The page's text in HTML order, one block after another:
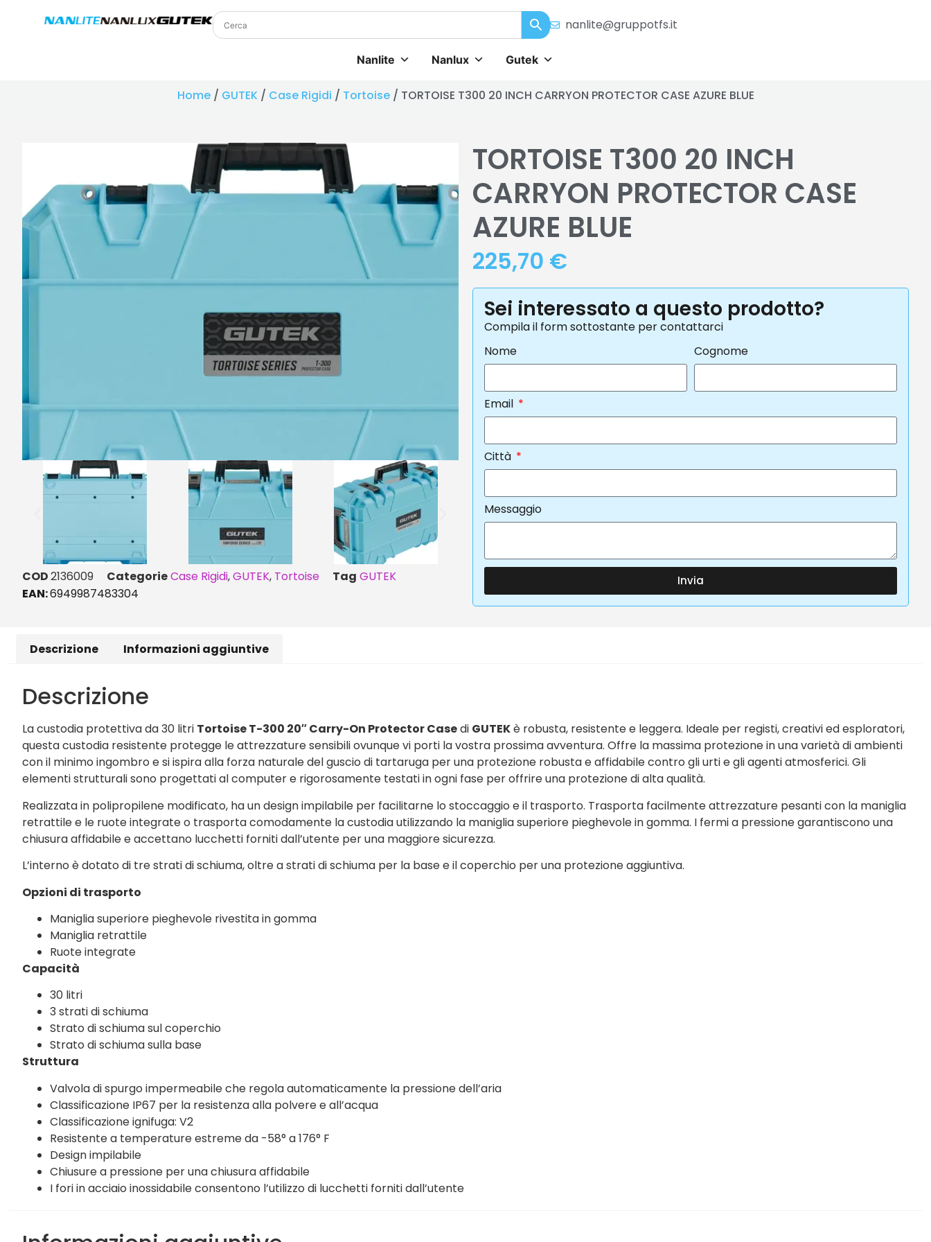
nanlite@gruppotfs.it
Nanlite Nanlux Gutek
Home/ GUTEK/ Case Rigidi / Tortoise/ TORTOISE T300 20 INCH CARRYON PROTECTOR CASE AZURE BLUE
COD2136009 CategorieCase Rigidi,GUTEK, Tortoise Tag GUTEK
EAN:6949987483304
TORTOISE T300 20 INCH
CARRYON PROTECTOR CASE
AZURE BLUE
225,70 €
Sei interessato a questo prodotto?
Compila il form sottostante per contattarci
Nome
Cognome
Email
Città
Messaggio
Invia
Descrizione Informazioni aggiuntive
Descrizione
La custodia protettiva da 30 litri Tortoise T-300 20″ Carry-On Protector Casedi GUTEKè robusta, resistente e leggera. Ideale per registi, creativi ed esploratori,
questa custodia resistente protegge le attrezzature sensibili ovunque vi porti la vostra prossima avventura. Offre la massima protezione in una varietà di ambienti
con il minimo ingombro e si ispira alla forza naturale del guscio di tartaruga per una protezione robusta e affidabile contro gli urti e gli agenti atmosferici. Gli
elementi strutturali sono progettati al computer e rigorosamente testati in ogni fase per offrire una protezione di alta qualità.
Realizzata in polipropilene modificato, ha un design impilabile per facilitarne lo stoccaggio e il trasporto. Trasporta facilmente attrezzature pesanti con la maniglia
retrattile e le ruote integrate o trasporta comodamente la custodia utilizzando la maniglia superiore pieghevole in gomma. I fermi a pressione garantiscono una
chiusura affidabile e accettano lucchetti forniti dall’utente per una maggiore sicurezza.
L’interno è dotato di tre strati di schiuma, oltre a strati di schiuma per la base e il coperchio per una protezione aggiuntiva.
Opzioni di trasporto
Maniglia superiore pieghevole rivestita in gomma
Maniglia retrattile
Ruote integrate
Capacità
30 litri
3 strati di schiuma
Strato di schiuma sul coperchio
Strato di schiuma sulla base
Struttura
Valvola di spurgo impermeabile che regola automaticamente la pressione dell’aria
Classificazione IP67 per la resistenza alla polvere e all’acqua
Classificazione ignifuga: V2
Resistente a temperature estreme da -58° a 176° F
Design impilabile
Chiusure a pressione per una chiusura affidabile
I fori in acciaio inossidabile consentono l’utilizzo di lucchetti forniti dall’utente